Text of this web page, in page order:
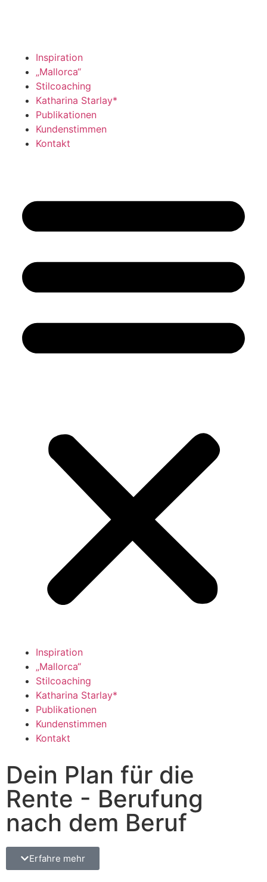
Inspiration
„Mallorca“
Stilcoaching
Katharina Starlay*
Publikationen
Kundenstimmen
Kontakt
Inspiration
„Mallorca“
Stilcoaching
Katharina Starlay*
Publikationen
Kundenstimmen
Kontakt
Dein Plan für die
Rente - Berufung
nach dem Beruf
Erfahre mehr